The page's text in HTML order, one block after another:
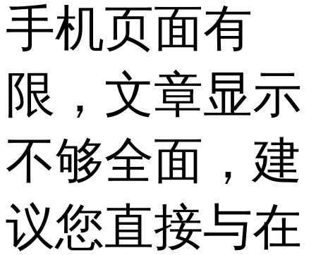
手机页面有
限，文章显示
不够全面，建
议您直接与在